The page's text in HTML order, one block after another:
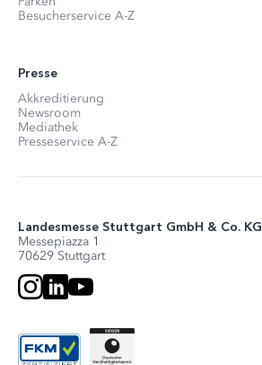
Besucherservice A-Z
Presse
Akkreditierung
Newsroom
Mediathek
Presseservice A-Z
Landesmesse Stuttgart GmbH & Co. KG
Messepiazza 1
70629 Stuttgart